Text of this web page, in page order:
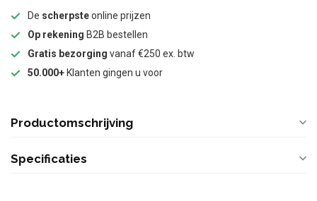
De scherpsteonline prijzen
Op rekening B2B bestellen
Gratis bezorging vanaf €250 ex. btw
50.000+ Klanten gingen u voor
Productomschrijving
Specificaties